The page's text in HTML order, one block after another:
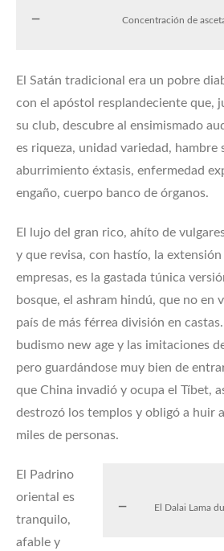
Concentración de
El Satán tradicional era un pobre
con el apóstol resplandeciente que,
su club, descubre al ensimismado
es riqueza, unidad variedad, hambre
aburrimiento éxtasis, enfermedad
engaño, cuerpo banco de órganos.
El lujo del gran rico, ahíto de
y que revisa, con hastío, la
empresas, es la gastada túnica
bosque, el ashram hindú, que no en
país de más férrea división en
budismo new age y las imitaciones
pero guardándose muy bien de
que China invadió y ocupa el Tíbet,
destrozó los templos y obligó a huir
miles de personas.
El Dalai Lama
El Padrino
oriental es
tranquilo,
afable y